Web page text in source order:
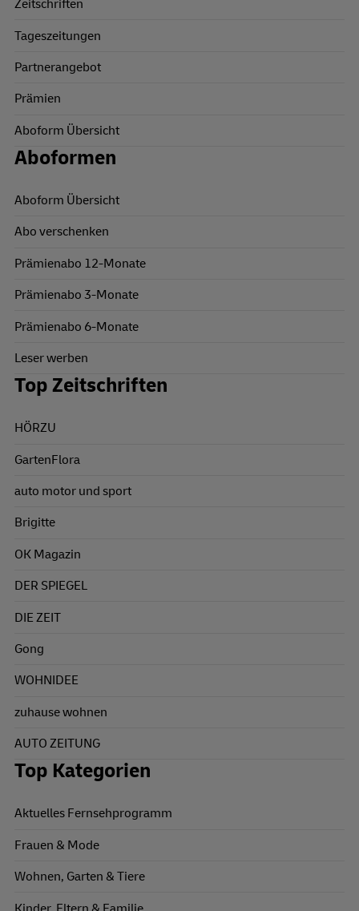
Zeitschriften
Tageszeitungen
Partnerangebot
Prämien
Aboform Übersicht
Aboformen
Aboform Übersicht
Abo verschenken
Prämienabo 12-Monate
Prämienabo 3-Monate
Prämienabo 6-Monate
Leser werben
Top Zeitschriften
HÖRZU
GartenFlora
auto motor und sport
Brigitte
OK Magazin
DER SPIEGEL
DIE ZEIT
Gong
WOHNIDEE
zuhause wohnen
AUTO ZEITUNG
Top Kategorien
Aktuelles Fernsehprogramm
Frauen & Mode
Wohnen, Garten & Tiere